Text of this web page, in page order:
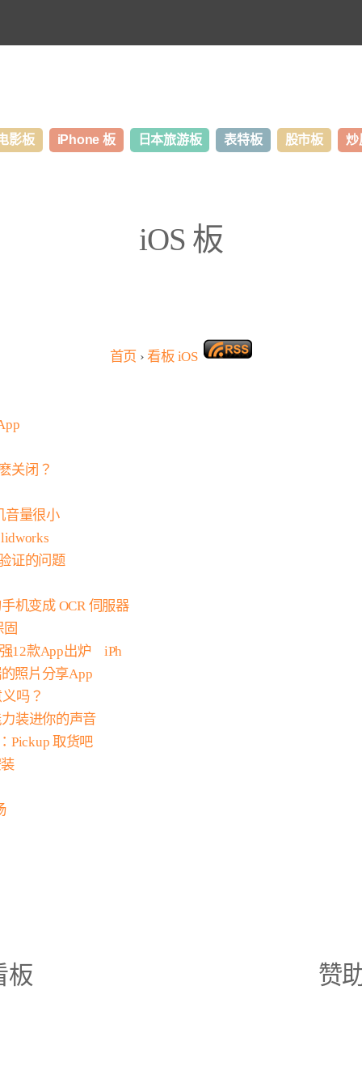
影板 iPhone 板 日本旅游板 表特板 股市板 炒
iOS 板
首页 › 看板 iOS
关闭？
音量很小
证的问题
机变成 OCR 伺服器
12款App出炉 iPh
照片分享App
吗？
装进你的声音
Pickup 取货吧
板 赞